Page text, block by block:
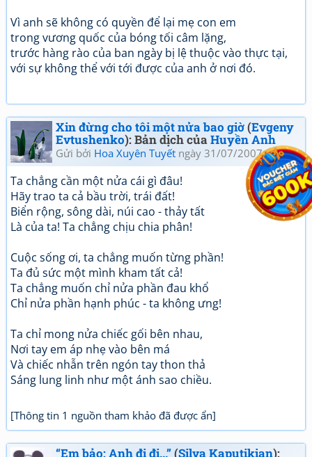
Vì anh sẽ không có quyền để lại mẹ con em
trong vương quốc của bóng tối câm lặng,
trước hàng rào của ban ngày bị lệ thuộc vào thực tại,
với sự không thể với tới được của anh ở nơi đó.
Xin đừng cho tôi một nửa bao giờ(Evgeny
Evtushenko): Bản dịch củaHuyền Anh
Gửi bởi Hoa Xuyên Tuyết ngày 31/07/2007 21:52
Ta chẳng cần một nửa cái gì đâu!
Hãy trao ta cả bầu trời, trái đất!
Biển rộng, sông dài, núi cao - thảy tất
Là của ta! Ta chẳng chịu chia phân!
Cuộc sống ơi, ta chẳng muốn từng phần!
Ta đủ sức một mình kham tất cả!
Ta chẳng muốn chỉ nửa phần đau khổ
Chỉ nửa phần hạnh phúc - ta không ưng!
Ta chỉ mong nửa chiếc gối bên nhau,
Nơi tay em áp nhẹ vào bên má
Và chiếc nhẫn trên ngón tay thon thả
Sáng lung linh như một ánh sao chiều.
[Thông tin 1 nguồn tham khảo đã được ẩn]
“Em bảo: Anh đi đi...”(Silva Kaputikian):